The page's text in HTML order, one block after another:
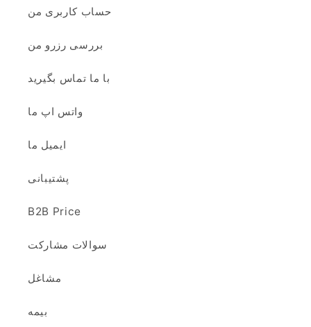
حساب کاربری من
بررسی رزرو من
با ما تماس بگیرید
واتس اپ ما
ایمیل ما
پشتیبانی
B2B Price
سوالات مشارکت
مشاغل
بیمه